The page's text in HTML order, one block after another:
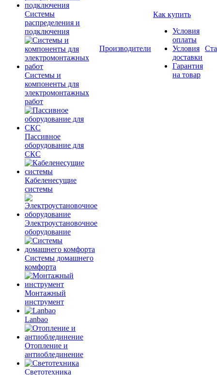
Системы
распределения и
подключения
Системы и
компоненты для
электромонтажных
работ
Пассивное
оборудование для
СКС
Кабеленесущие
системы
Электроустановочное
оборудование
Системы домашнего
комфорта
Монтажный
инструмент
Lanbao
Отопление и
антиоблединение
Светотехника
Производители
Как купить
Условия
оплаты
Условия
доставки
Гарантия
на товар